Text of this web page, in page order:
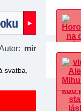
mir
svatba,